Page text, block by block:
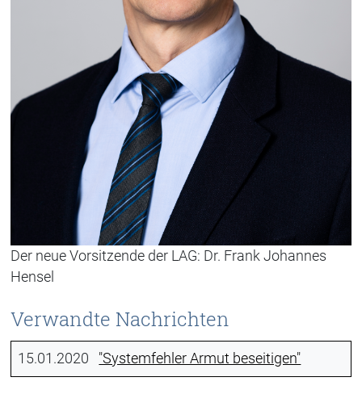
Der neue Vorsitzende der LAG: Dr. Frank Johannes
Hensel
Verwandte Nachrichten
15.01.2020 "Systemfehler Armut beseitigen"